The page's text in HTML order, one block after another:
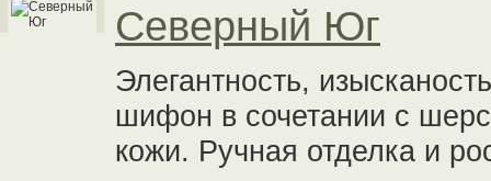
Северный Юг
Элегантность,
шифон в сочетании с
кожи. Ручная отделка и